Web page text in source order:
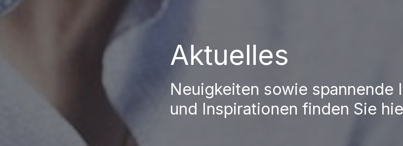
Aktuelles
Neuigkeiten sowie spannende
und Inspirationen finden Sie